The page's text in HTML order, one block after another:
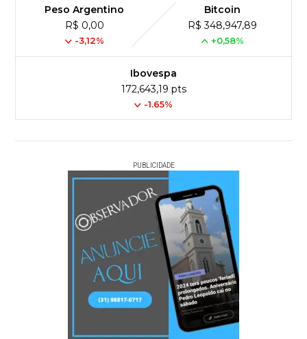
Peso Argentino
R$ 0,00
-3,12%
Bitcoin
R$ 348,947,89
+0,58%
Ibovespa
172,643,19 pts
-1.65%
PUBLICIDADE